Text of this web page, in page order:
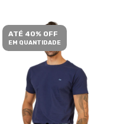
ATÉ 40% OFF
EM QUANTIDADE